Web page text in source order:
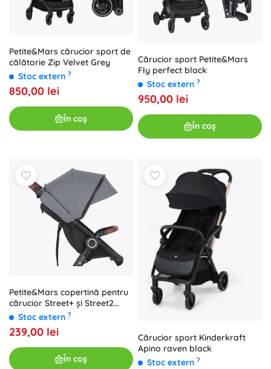
Petite&Mars cărucior sport de
călătorie Zip Velvet Grey
Stoc extern ?
850,00 lei
În coș
Cărucior sport Petite&Mars
Fly perfect black
Stoc extern ?
950,00 lei
În coș
Petite&Mars copertină pentru
cărucior Street+ și Street2
ultimate grey
Stoc extern ?
239,00 lei
În coș
Cărucior sport Kinderkraft
Apino raven black
Stoc extern ?